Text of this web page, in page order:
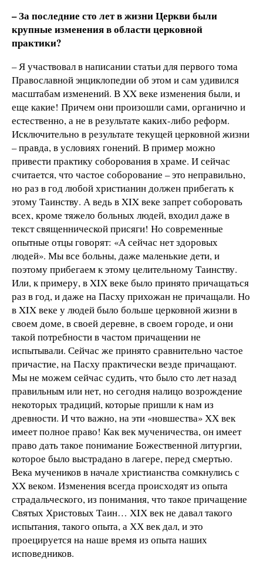
– За последние сто лет в жизни Церкви были
крупные изменения в области церковной
практики?
– Я участвовал в написании статьи для первого тома
Православной энциклопедии об этом и сам удивился
масштабам изменений. В XX веке изменения были, и
еще какие! Причем они произошли сами, органично и
естественно, а не в результате каких-либо реформ.
Исключительно в результате текущей церковной жизни
– правда, в условиях гонений. В пример можно
привести практику соборования в храме. И сейчас
считается, что частое соборование – это неправильно,
но раз в год любой христианин должен прибегать к
этому Таинству. А ведь в XIX веке запрет соборовать
всех, кроме тяжело больных людей, входил даже в
текст священнической присяги! Но современные
опытные отцы говорят: «А сейчас нет здоровых
людей». Мы все больны, даже маленькие дети, и
поэтому прибегаем к этому целительному Таинству.
Или, к примеру, в XIX веке было принято причащаться
раз в год, и даже на Пасху прихожан не причащали. Но
в XIX веке у людей было больше церковной жизни в
своем доме, в своей деревне, в своем городе, и они
такой потребности в частом причащении не
испытывали. Сейчас же принято сравнительно частое
причастие, на Пасху практически везде причащают.
Мы не можем сейчас судить, что было сто лет назад
правильным или нет, но сегодня налицо возрождение
некоторых традиций, которые пришли к нам из
древности. И что важно, на эти «новшества» ХХ век
имеет полное право! Как век мученичества, он имеет
право дать такое понимание Божественной литургии,
которое было выстрадано в лагере, перед смертью.
Века мучеников в начале христианства сомкнулись с
XX веком. Изменения всегда происходят из опыта
страдальческого, из понимания, что такое причащение
Святых Христовых Таин… ХIХ век не давал такого
испытания, такого опыта, а ХХ век дал, и это
проецируется на наше время из опыта наших
исповедников.